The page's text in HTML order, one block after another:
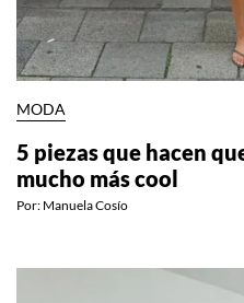
MODA
5 piezas que hacen
mucho más cool
Por: Manuela Cosío